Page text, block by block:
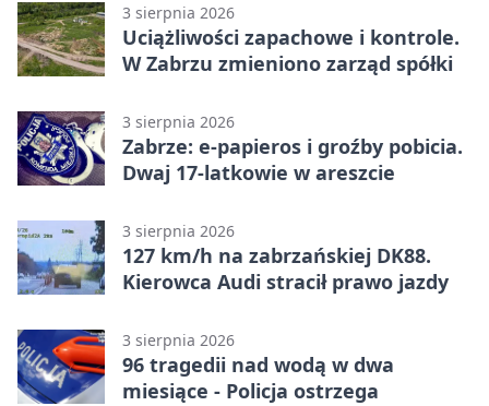
3 sierpnia 2026
Uciążliwości zapachowe i kontrole.
W Zabrzu zmieniono zarząd spółki
3 sierpnia 2026
Zabrze: e-papieros i groźby pobicia.
Dwaj 17-latkowie w areszcie
3 sierpnia 2026
127 km/h na zabrzańskiej DK88.
Kierowca Audi stracił prawo jazdy
3 sierpnia 2026
96 tragedii nad wodą w dwa
miesiące - Policja ostrzega